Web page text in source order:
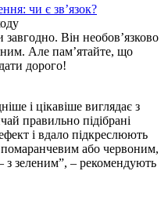
чи є зв’язок?
Він необов’язково
Але пам’ятайте, що
дорого!
і цікавіше виглядає з
правильно підібрані
і вдало підкреслюють
або червоним,
з зеленим”, – рекомендують